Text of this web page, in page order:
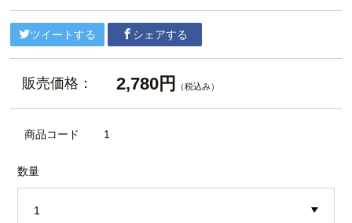
ツイートする シェアする
販売価格： 2,780円 （税込み）
商品コード 1
数量